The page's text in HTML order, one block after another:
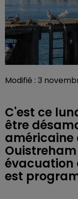
Modifié : 3
C'est ce
être
américaine
évacuation
est